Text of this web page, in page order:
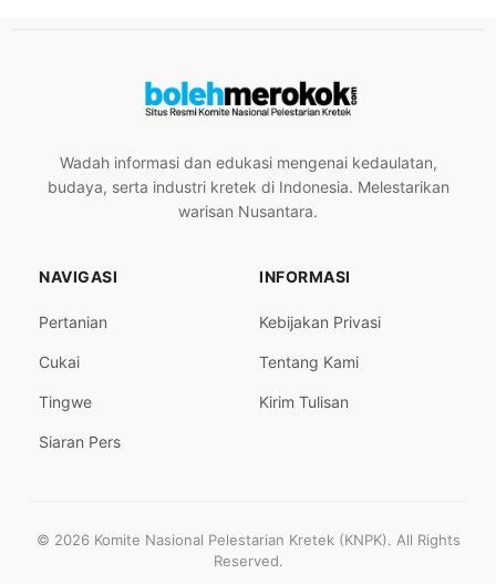
Wadah informasi dan edukasi mengenai kedaulatan,
budaya, serta industri kretek di Indonesia. Melestarikan
warisan Nusantara.
NAVIGASI
Pertanian
Cukai
Tingwe
Siaran Pers
INFORMASI
Kebijakan Privasi
Tentang Kami
Kirim Tulisan
© 2026 Komite Nasional Pelestarian Kretek (KNPK). All Rights
Reserved.